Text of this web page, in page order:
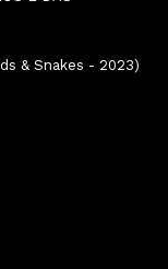
& Snakes - 2023)